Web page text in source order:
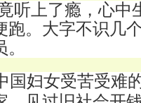
听上了瘾，心中
跑。大字不识几
国妇女受苦受难